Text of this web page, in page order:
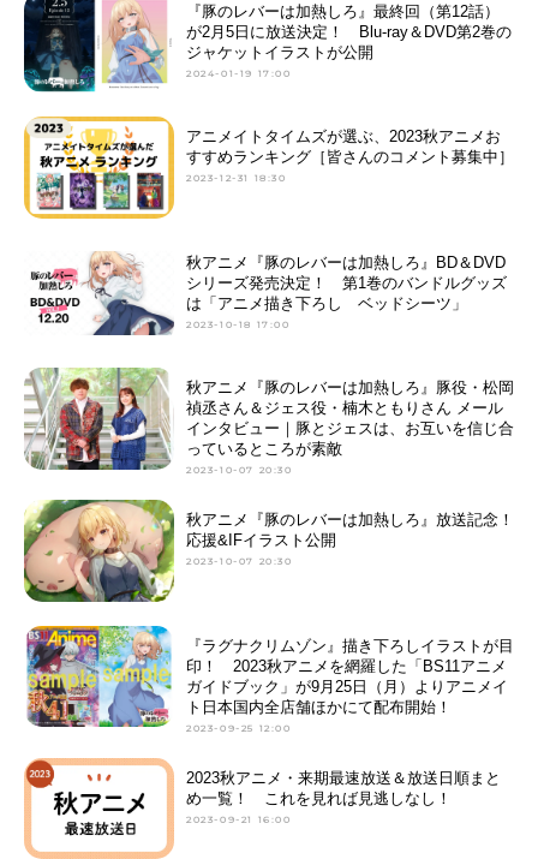
『豚のレバーは加熱しろ』最終回（第12話）
が2月5日に放送決定！ Blu-ray＆DVD第2巻の
ジャケットイラストが公開
2024-01-19 17:00
アニメイトタイムズが選ぶ、2023秋アニメお
すすめランキング［皆さんのコメント募集中］
2023-12-31 18:30
秋アニメ『豚のレバーは加熱しろ』BD＆DVD
シリーズ発売決定！ 第1巻のバンドルグッズ
は「アニメ描き下ろし ベッドシーツ」
2023-10-18 17:00
秋アニメ『豚のレバーは加熱しろ』豚役・松岡
禎丞さん＆ジェス役・楠木ともりさん メール
インタビュー｜豚とジェスは、お互いを信じ合
っているところが素敵
2023-10-07 20:30
秋アニメ『豚のレバーは加熱しろ』放送記念！
応援&IFイラスト公開
2023-10-07 20:30
『ラグナクリムゾン』描き下ろしイラストが目
印！ 2023秋アニメを網羅した「BS11アニメ
ガイドブック」が9月25日（月）よりアニメイ
ト日本国内全店舗ほかにて配布開始！
2023-09-25 12:00
2023秋アニメ・来期最速放送＆放送日順まと
め一覧！ これを見れば見逃しなし！
2023-09-21 16:00